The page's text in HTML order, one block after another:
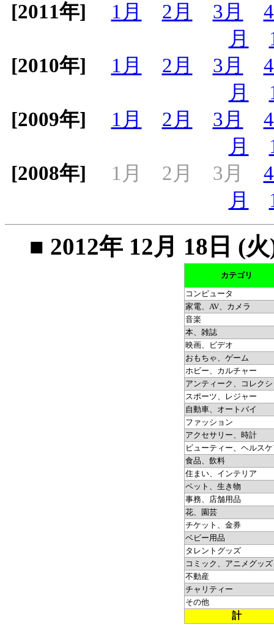
[2011年]
1月 2月 3月
月
[2010年]
1月 2月 3月
月
[2009年]
1月 2月 3月
月
[2008年]
1月 2月 3月
月
■ 2012年 12月 18日 (
カテゴリ
コンピュータ
家電、AV、カメラ
音楽
本、雑誌
映画、ビデオ
おもちゃ、ゲーム
ホビー、カルチャー
アンティーク、コレク
スポーツ、レジャー
自動車、オートバイ
ファッション
アクセサリー、時計
ビューティー、ヘルス
食品、飲料
住まい、インテリア
ペット、生き物
事務、店舗用品
花、園芸
チケット、金券
ベビー用品
タレントグッズ
コミック、アニメグッズ
不動産
チャリティー
その他
計